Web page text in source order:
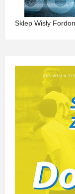
Sklep Wisły